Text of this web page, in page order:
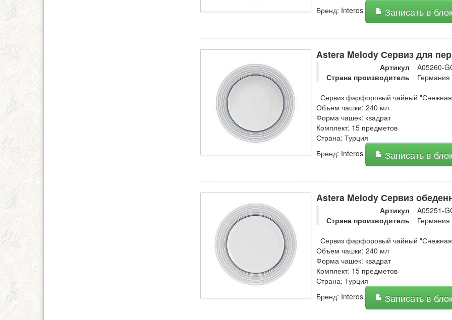
Бренд: Interos
Записать в
Astera Melody Сервиз для
Артикул
A05260-
Страна производитель
Германия
Сервиз фарфоровый чайный "Снежная
Объем чашки: 240 мл
Форма чашек: квадрат
Комплект: 15 предметов
Страна: Турция
Бренд: Interos
Записать в
Astera Melody Сервиз
Артикул
A05251-
Страна производитель
Германия
Сервиз фарфоровый чайный "Снежная
Объем чашки: 240 мл
Форма чашек: квадрат
Комплект: 15 предметов
Страна: Турция
Бренд: Interos
Записать в